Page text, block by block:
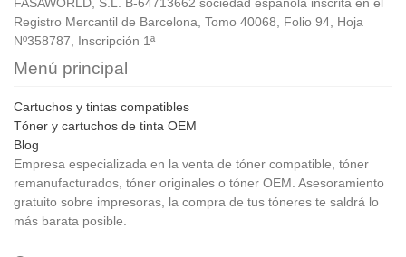
Registro Mercantil de Barcelona, Tomo 40068, Folio 94, Hoja
Nº358787, Inscripción 1ª
Menú principal
Cartuchos y tintas compatibles
Tóner y cartuchos de tinta OEM
Blog
Empresa especializada en la venta de tóner compatible, tóner
remanufacturados, tóner originales o tóner OEM. Asesoramiento
gratuito sobre impresoras, la compra de tus tóneres te saldrá lo
más barata posible.